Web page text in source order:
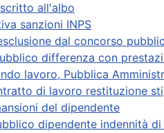
all'albo
sanzioni INPS
dal concorso
differenza con
lavoro, Pubblica
di lavoro restituzione
del dipendente
dipendente indennità